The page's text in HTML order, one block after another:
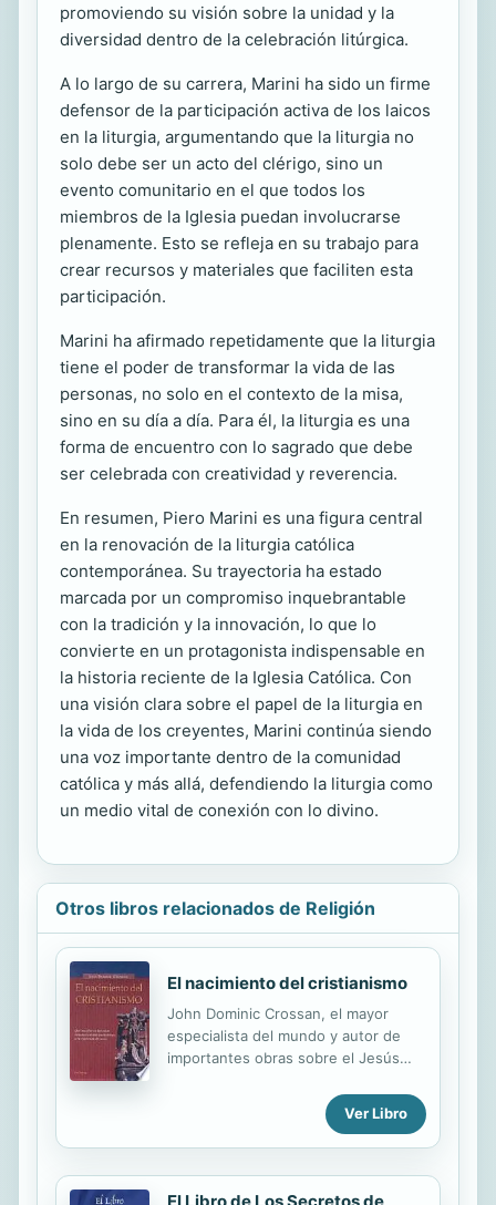
promoviendo su visión sobre la unidad y la
diversidad dentro de la celebración litúrgica.
A lo largo de su carrera, Marini ha sido un firme
defensor de la participación activa de los laicos
en la liturgia, argumentando que la liturgia no
solo debe ser un acto del clérigo, sino un
evento comunitario en el que todos los
miembros de la Iglesia puedan involucrarse
plenamente. Esto se refleja en su trabajo para
crear recursos y materiales que faciliten esta
participación.
Marini ha afirmado repetidamente que la liturgia
tiene el poder de transformar la vida de las
personas, no solo en el contexto de la misa,
sino en su día a día. Para él, la liturgia es una
forma de encuentro con lo sagrado que debe
ser celebrada con creatividad y reverencia.
En resumen, Piero Marini es una figura central
en la renovación de la liturgia católica
contemporánea. Su trayectoria ha estado
marcada por un compromiso inquebrantable
con la tradición y la innovación, lo que lo
convierte en un protagonista indispensable en
la historia reciente de la Iglesia Católica. Con
una visión clara sobre el papel de la liturgia en
la vida de los creyentes, Marini continúa siendo
una voz importante dentro de la comunidad
católica y más allá, defendiendo la liturgia como
un medio vital de conexión con lo divino.
Otros libros relacionados de Religión
El nacimiento del cristianismo
John Dominic Crossan, el mayor
especialista del mundo y autor de
importantes obras sobre el Jesús
esencial investigación sobre la
aparición del cristianismo en los años
anteriores e inmediatamente
enfoque interdisciplinar de Crossan
Ver Libro